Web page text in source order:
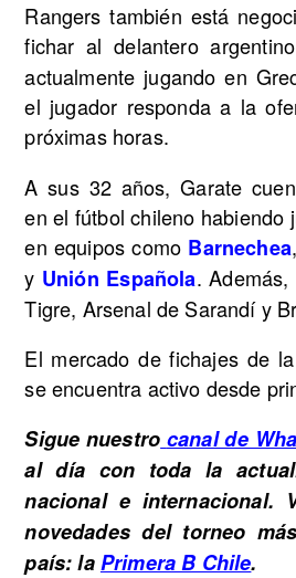
Rangers también está
fichar al delantero argentino
actualmente jugando en
el jugador responda a la
próximas horas.
A sus 32 años, Garate
en el fútbol chileno habiendo
en equipos como Barnechea
y Unión Española.
Tigre, Arsenal de Sarandí y
El mercado de fichajes de
se encuentra activo desde
Sigue nuestro canal de
al día con toda la
nacional e internacional.
novedades del torneo
país: la Primera B Chile.